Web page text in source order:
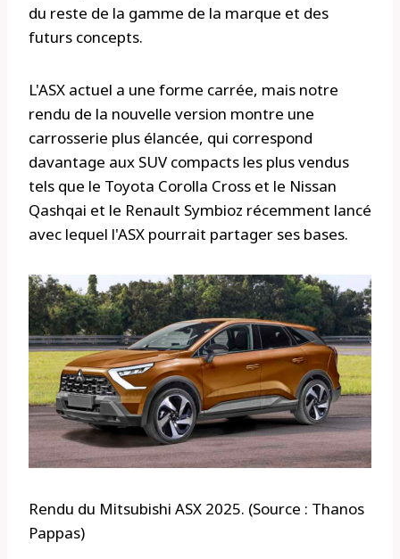
du reste de la gamme de la marque et des
futurs concepts.
L'ASX actuel a une forme carrée, mais notre
rendu de la nouvelle version montre une
carrosserie plus élancée, qui correspond
davantage aux SUV compacts les plus vendus
tels que le Toyota Corolla Cross et le Nissan
Qashqai et le Renault Symbioz récemment lancé
avec lequel l'ASX pourrait partager ses bases.
Rendu du Mitsubishi ASX 2025. (Source : Thanos
Pappas)